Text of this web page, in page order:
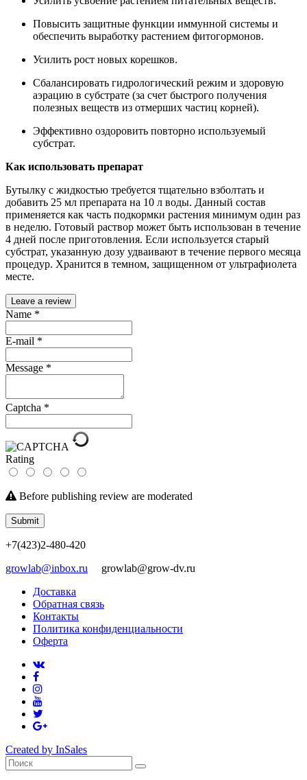
Повысить защитные функции иммунной системы и
обеспечить выработку растением фитогормонов.
Усилить рост новых корешков.
Сбалансировать гидрологический режим и здоровую
аэрацию в субстрате (за счет быстрого получения
полезных веществ из отмерших частиц корней).
Эффективно оздоровить повторно используемый
субстрат.
Как использовать препарат
Бутылку с жидкостью требуется тщательно взболтать и
добавить 25 мл препарата на 10 л воды. Данный состав
применяется как часть подкормки растения минимум один раз
в неделю. Готовый раствор может быть использован в течение
4 дней после приготовления. Если используется старый
субстрат, указанную дозу удваивают в течение первого месяца
процедур. Хранится в темном, защищенном от ультрафиолета
месте.
Leave a review
Name *
E-mail *
Message *
Captcha *
Rating
Before publishing review are moderated
Submit
+7(423)2-480-420
growlab@inbox.ru growlab@grow-dv.ru
Доставка
Обратная связь
Контакты
Политика конфиденциальности
Оферта
Created by InSales